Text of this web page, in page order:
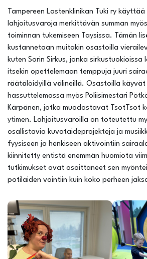
Tampereen Lastenklinikan Tuki ry
lahjoitusvaroja merkittävän summan
toiminnan tukemiseen Taysissa. Tämän
kustannetaan muitakin osastoilla
kuten Sorin Sirkus, jonka
itsekin opettelemaan temppuja juuri
räätälöidyillä välineillä. Osastoilla käyvät
hassuttelemassa myös Poliisimestari
Kärpänen, jotka muodostavat TsotTsot
ytimen. Lahjoitusvaroilla on toteutettu
osallistavia kuvataideprojekteja ja
fyysiseen ja henkiseen aktivointiin
kiinnitetty entistä enemmän huomiota
tutkimukset ovat osoittaneet sen
potilaiden vointiin kuin koko perheen